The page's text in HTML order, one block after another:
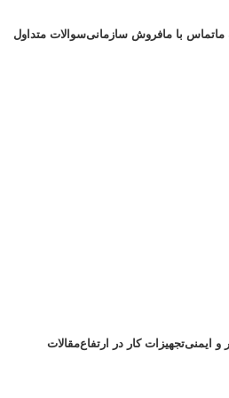
ماتماس با مافروش سازمانیسوالات متداول
و ایمنیتجهیزات کار در ارتفاعمقالات